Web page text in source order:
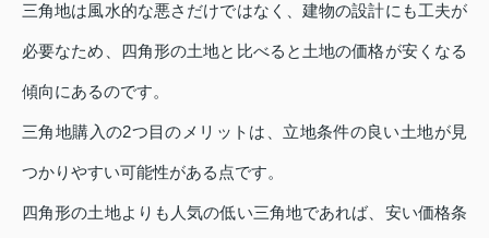
三角地は風水的な悪さだけではなく、建物の設計にも工夫が
必要なため、四角形の土地と比べると土地の価格が安くなる
傾向にあるのです。
三角地購入の2つ目のメリットは、立地条件の良い土地が見
つかりやすい可能性がある点です。
四角形の土地よりも人気の低い三角地であれば、安い価格条